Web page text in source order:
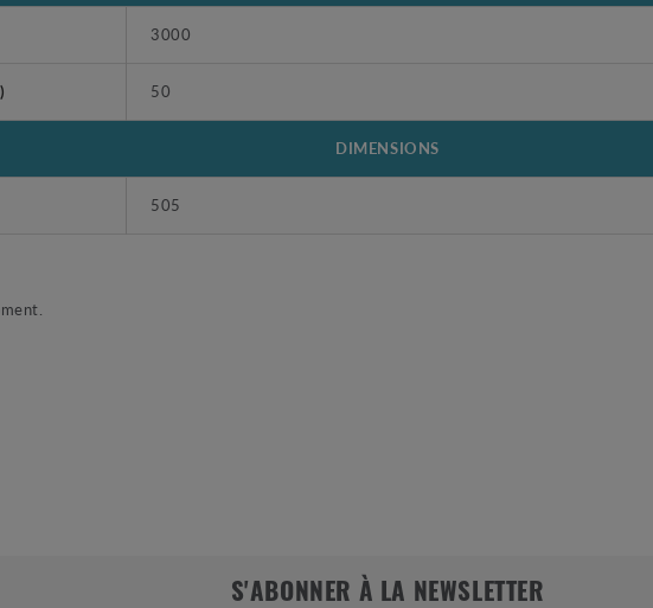
3000
50
DIMENSIONS
505
S'ABONNER À LA NEWSLETTER